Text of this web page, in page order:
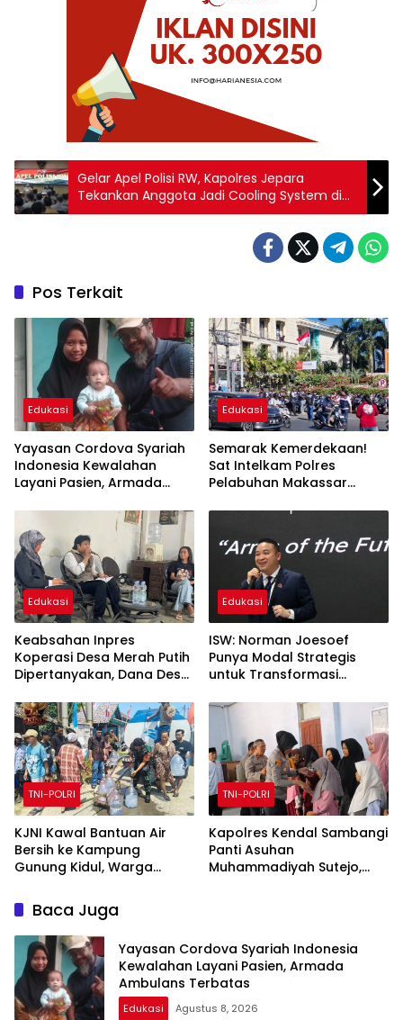
Gelar Apel Polisi RW, Kapolres Jepara
Tekankan Anggota Jadi Cooling System di
Masyarakat dalam Pilkada Serentak 2024
Pos Terkait
Edukasi
Yayasan Cordova Syariah
Indonesia Kewalahan
Layani Pasien, Armada
Edukasi
Semarak Kemerdekaan!
Sat Intelkam Polres
Pelabuhan Makassar
Bagikan 250 Bendera
Edukasi
Keabsahan Inpres
Koperasi Desa Merah Putih
Dipertanyakan, Dana Desa
“Digadaikan”
Edukasi
ISW: Norman Joesoef
Punya Modal Strategis
untuk Transformasi
Nasional
TNI-POLRI
KJNI Kawal Bantuan Air
Bersih ke Kampung
Gunung Kidul, Warga
Antusias
TNI-POLRI
Kapolres Kendal Sambangi
Panti Asuhan
Muhammadiyah Sutejo,
Baca Juga
Yayasan Cordova Syariah Indonesia
Kewalahan Layani Pasien, Armada
Ambulans Terbatas
Edukasi Agustus 8, 2026